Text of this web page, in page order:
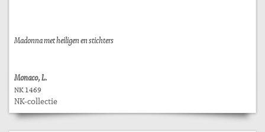
Madonna met heiligen en stichters
Monaco, L.
NK 1469
NK-collectie